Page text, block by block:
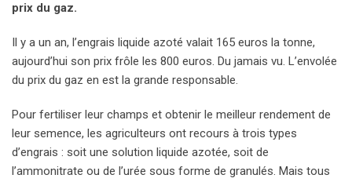
prix du gaz.
Il y a un an, l’engrais liquide azoté valait 165 euros la tonne,
aujourd’hui son prix frôle les 800 euros. Du jamais vu. L’envolée
du prix du gaz en est la grande responsable.
Pour fertiliser leur champs et obtenir le meilleur rendement de
leur semence, les agriculteurs ont recours à trois types
d’engrais : soit une solution liquide azotée, soit de
l’ammonitrate ou de l’urée sous forme de granulés. Mais tous